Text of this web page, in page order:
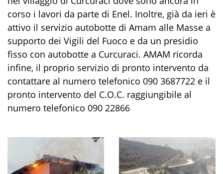
corso i lavori da parte di Enel. Inoltre, già da ieri è
attivo il servizio autobotte di Amam alle Masse a
supporto dei Vigili del Fuoco e da un presidio
fisso con autobotte a Curcuraci. AMAM ricorda
infine, il proprio servizio di pronto intervento da
contattare al numero telefonico 090 3687722 e il
pronto intervento del C.O.C. raggiungibile al
numero telefonico 090 22866